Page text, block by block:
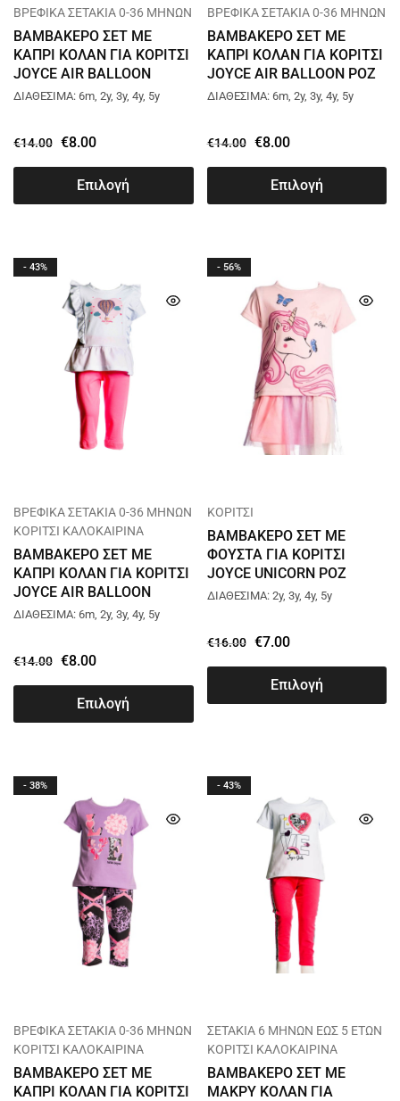
ΒΡΕΦΙΚΑ ΣΕΤΑΚΙΑ 0-36 ΜΗΝΩΝ
ΒΑΜΒΑΚΕΡΟ ΣΕΤ ΜΕ
ΚΑΠΡΙ ΚΟΛΑΝ ΓΙΑ ΚΟΡΙΤΣΙ
JOYCE AIR BALLOON
ΠΟΡΤΟΚΑΛΙ 13740
ΔΙΑΘΕΣΙΜΑ: 6m, 2y, 3y, 4y, 5y
€14.00 €8.00
Επιλογή
ΒΡΕΦΙΚΑ ΣΕΤΑΚΙΑ 0-36 ΜΗΝΩΝ
ΒΑΜΒΑΚΕΡΟ ΣΕΤ ΜΕ
ΚΑΠΡΙ ΚΟΛΑΝ ΓΙΑ ΚΟΡΙΤΣΙ
JOYCE AIR BALLOON ΡΟΖ
13740
ΔΙΑΘΕΣΙΜΑ: 6m, 2y, 3y, 4y, 5y
€14.00 €8.00
Επιλογή
- 43%
ΒΡΕΦΙΚΑ ΣΕΤΑΚΙΑ 0-36 ΜΗΝΩΝ
ΚΟΡΙΤΣΙ ΚΑΛΟΚΑΙΡΙΝΑ
ΒΑΜΒΑΚΕΡΟ ΣΕΤ ΜΕ
ΚΑΠΡΙ ΚΟΛΑΝ ΓΙΑ ΚΟΡΙΤΣΙ
JOYCE AIR BALLOON
ΑΣΠΡΟ 13740
ΔΙΑΘΕΣΙΜΑ: 6m, 2y, 3y, 4y, 5y
€14.00 €8.00
Επιλογή
- 56%
ΚΟΡΙΤΣΙ
ΒΑΜΒΑΚΕΡΟ ΣΕΤ ΜΕ
ΦΟΥΣΤΑ ΓΙΑ ΚΟΡΙΤΣΙ
JOYCE UNICORN ΡΟΖ
13789
ΔΙΑΘΕΣΙΜΑ: 2y, 3y, 4y, 5y
€16.00 €7.00
Επιλογή
- 38%
ΒΡΕΦΙΚΑ ΣΕΤΑΚΙΑ 0-36 ΜΗΝΩΝ
ΚΟΡΙΤΣΙ ΚΑΛΟΚΑΙΡΙΝΑ
ΒΑΜΒΑΚΕΡΟ ΣΕΤ ΜΕ
ΚΑΠΡΙ ΚΟΛΑΝ ΓΙΑ ΚΟΡΙΤΣΙ
- 43%
ΣΕΤΑΚΙΑ 6 ΜΗΝΩΝ ΕΩΣ 5 ΕΤΩΝ
ΚΟΡΙΤΣΙ ΚΑΛΟΚΑΙΡΙΝΑ
ΒΑΜΒΑΚΕΡΟ ΣΕΤ ΜΕ
ΜΑΚΡΥ ΚΟΛΑΝ ΓΙΑ